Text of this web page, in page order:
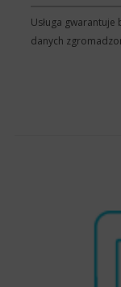
Usługa
danych